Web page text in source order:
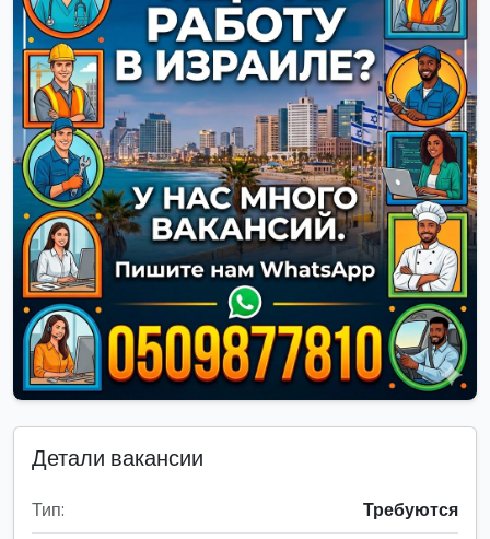
Детали вакансии
Тип: Требуются